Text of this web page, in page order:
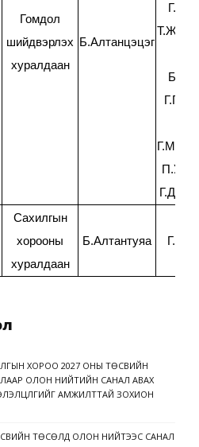
Гомдол
шийдвэрлэх
хуралдаан
Б.Алтанцэцэг
Сахилгын
хорооны
хуралдаан
Б.Алтантуяа
ХОРОО 2027 ОНЫ ТӨСВИЙН
ОЛОН НИЙТИЙН САНАЛ АВАХ
АМЖИЛТТАЙ ЗОХИОН
ТӨСӨЛД ОЛОН НИЙТЭЭС САНАЛ